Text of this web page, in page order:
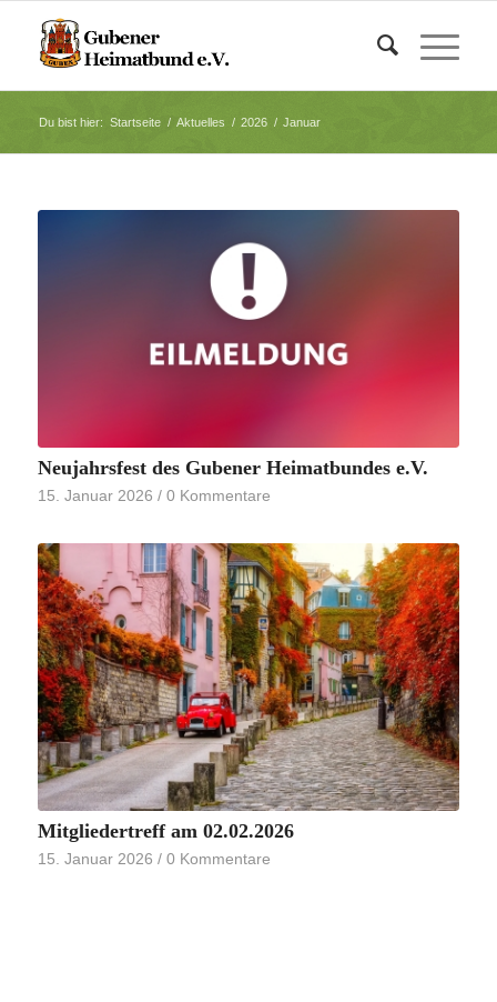
Du bist hier: Startseite / Aktuelles / 2026 / Januar
Neujahrsfest des Gubener Heimatbundes e.V.
15. Januar 2026 / 0 Kommentare
Mitgliedertreff am 02.02.2026
15. Januar 2026 / 0 Kommentare